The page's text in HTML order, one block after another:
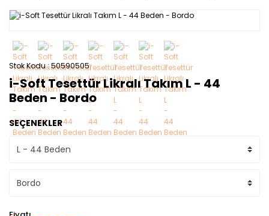
Stok Kodu 50590505
i-Soft Tesettür Likralı Takım L - 44
Beden - Bordo
SEÇENEKLER